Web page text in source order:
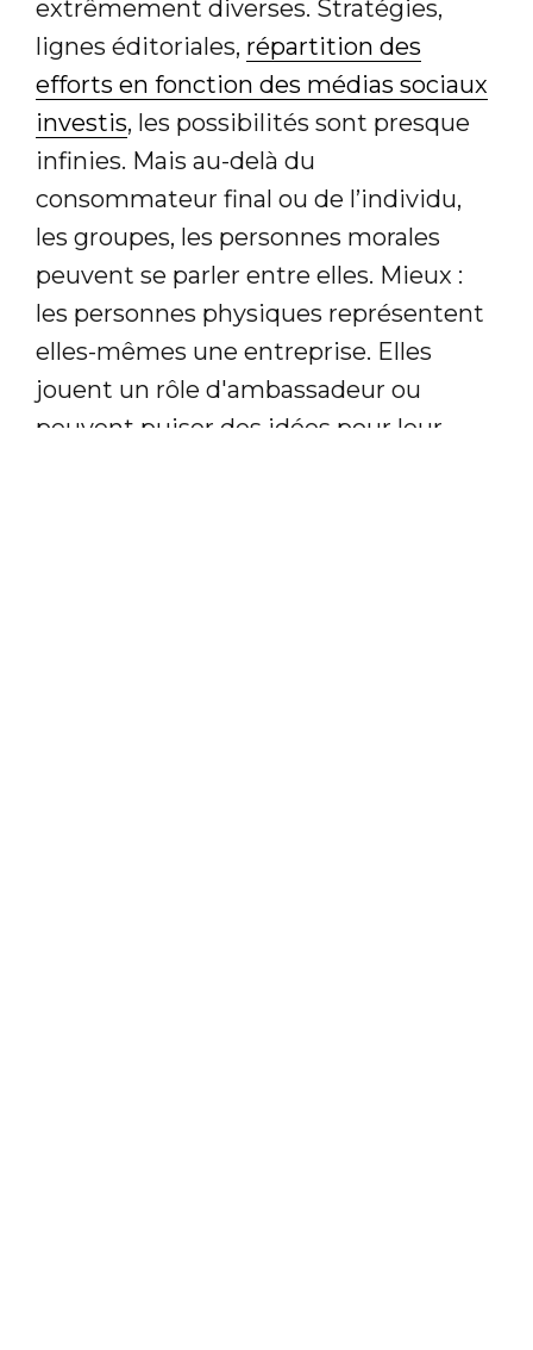
extrêmement diverses. Stratégies,
lignes éditoriales, répartition des
efforts en fonction des médias sociaux
investis, les possibilités sont presque
infinies. Mais au-delà du
consommateur final ou de l’individu,
les groupes, les personnes morales
peuvent se parler entre elles. Mieux :
les personnes physiques représentent
elles-mêmes une entreprise. Elles
jouent un rôle d'ambassadeur ou
peuvent puiser des idées pour leur